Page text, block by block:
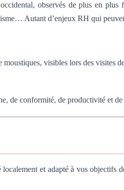
observés de plus en plus
Autant d’enjeux RH qui
visibles lors des visites
de conformité, de productivité et
et adapté à vos